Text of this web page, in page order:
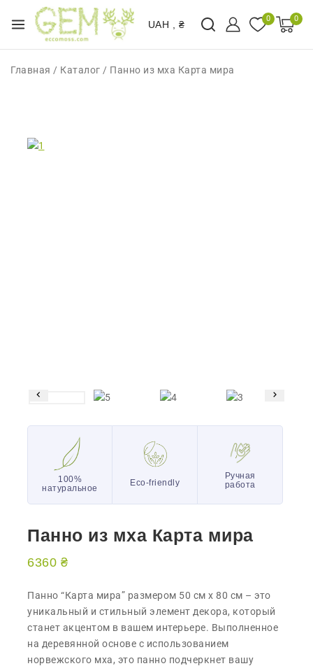
UAH , ₴
0 0
Главная / Каталог / Панно из мха Карта мира
100%
натуральное
Eco-friendly
Ручная
работа
Панно из мха Карта мира
6360 ₴
Панно “Карта мира” размером 50 см х 80 см – это
уникальный и стильный элемент декора, который
станет акцентом в вашем интерьере. Выполненное
на деревянной основе с использованием
норвежского мха, это панно подчеркнет вашу